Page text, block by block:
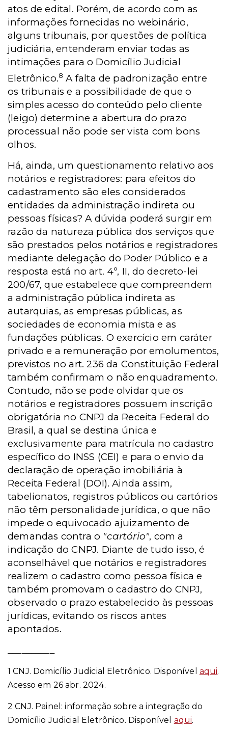
atos de edital. Porém, de acordo com as
informações fornecidas no webinário,
alguns tribunais, por questões de política
judiciária, entenderam enviar todas as
intimações para o Domicílio Judicial
Eletrônico.8 A falta de padronização entre
os tribunais e a possibilidade de que o
simples acesso do conteúdo pelo cliente
(leigo) determine a abertura do prazo
processual não pode ser vista com bons
olhos.
Há, ainda, um questionamento relativo aos
notários e registradores: para efeitos do
cadastramento são eles considerados
entidades da administração indireta ou
pessoas físicas? A dúvida poderá surgir em
razão da natureza pública dos serviços que
são prestados pelos notários e registradores
mediante delegação do Poder Público e a
resposta está no art. 4º, II, do decreto-lei
200/67, que estabelece que compreendem
a administração pública indireta as
autarquias, as empresas públicas, as
sociedades de economia mista e as
fundações públicas. O exercício em caráter
privado e a remuneração por emolumentos,
previstos no art. 236 da Constituição Federal
também confirmam o não enquadramento.
Contudo, não se pode olvidar que os
notários e registradores possuem inscrição
obrigatória no CNPJ da Receita Federal do
Brasil, a qual se destina única e
exclusivamente para matrícula no cadastro
específico do INSS (CEI) e para o envio da
declaração de operação imobiliária à
Receita Federal (DOI). Ainda assim,
tabelionatos, registros públicos ou cartórios
não têm personalidade jurídica, o que não
impede o equivocado ajuizamento de
demandas contra o "cartório", com a
indicação do CNPJ. Diante de tudo isso, é
aconselhável que notários e registradores
realizem o cadastro como pessoa física e
também promovam o cadastro do CNPJ,
observado o prazo estabelecido às pessoas
jurídicas, evitando os riscos antes
apontados.
1 CNJ. Domicílio Judicial Eletrônico. Disponível aqui.
Acesso em 26 abr. 2024.
2 CNJ. Painel: informação sobre a integração do
Domicílio Judicial Eletrônico. Disponível aqui.